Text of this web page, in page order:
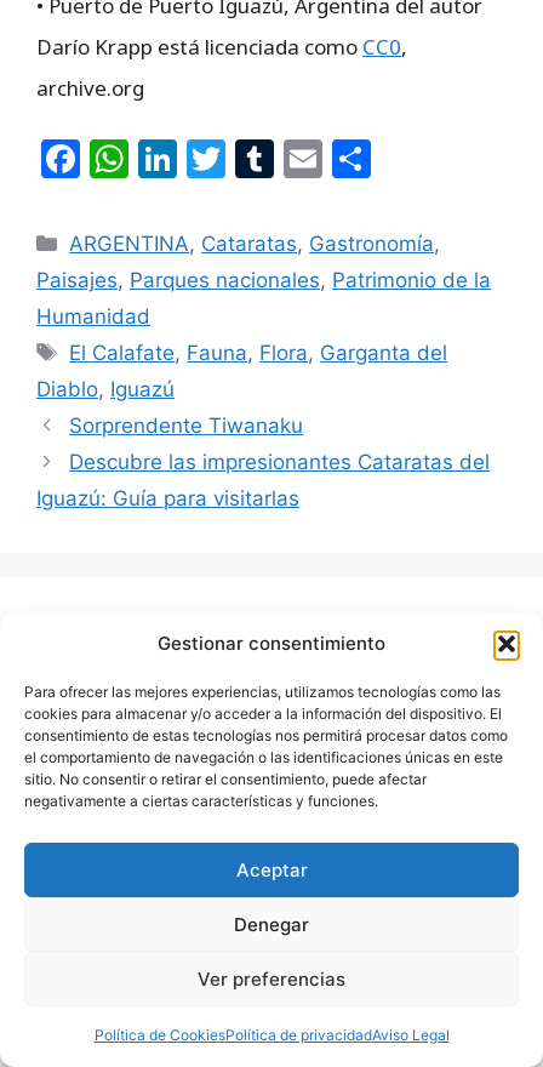
Gestionar consentimiento
Para ofrecer las mejores experiencias, utilizamos tecnologías como las
cookies para almacenar y/o acceder a la información del dispositivo. El
consentimiento de estas tecnologías nos permitirá procesar datos como
el comportamiento de navegación o las identificaciones únicas en este
sitio. No consentir o retirar el consentimiento, puede afectar
negativamente a ciertas características y funciones.
Aceptar
Denegar
Ver preferencias
Política de CookiesPolítica de privacidadAviso Legal
Darío Krapp está licenciada como CC0,
archive.org
F
c
e
b
o
o
k
W
at
s
A
p
p
Li
k
e
n
T
itt
er
T
m
bl
E
ai
l
m
p
tir
ARGENTINA, Cataratas, Gastronomía,
Paisajes, Parques nacionales, Patrimonio de la
Humanidad
El Calafate, Fauna, Flora, Garganta del
Diablo, Iguazú
Sorprendente Tiwanaku
Descubre las impresionantes Cataratas del
Iguazú: Guía para visitarlas
Brasil
Cataratas
Cerros